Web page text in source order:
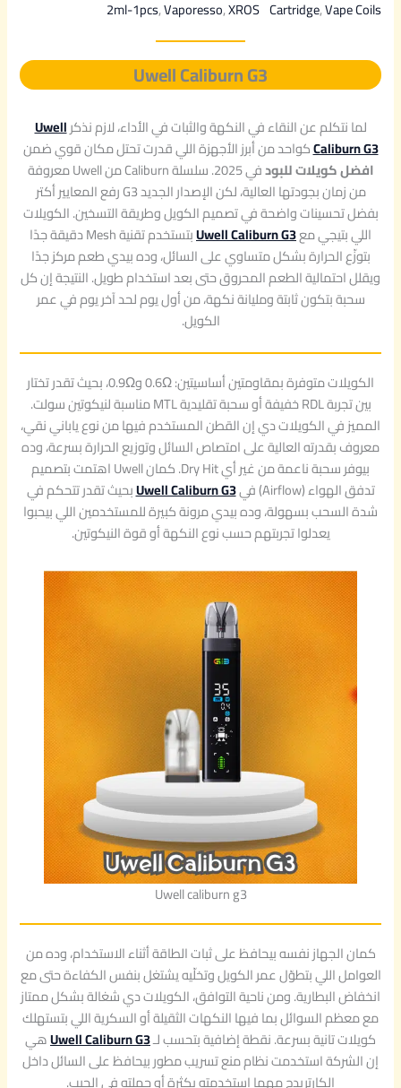
Cartridge, Vape Coils
2ml-1pcs, Vaporesso, XROS
Uwell Caliburn G3
لما نتكلم عن النقاء في النكهة والثبات في الأداء، لازم نذكرUwell
Caliburn G3كواحد من أبرز الأجهزة اللي قدرت تحتل مكان قوي ضمن
افضل كويلات للبود
في 2025. سلسلة Caliburn من Uwell معروفة
من زمان بجودتها العالية، لكن الإصدار الجديد G3 رفع المعايير أكتر
بفضل تحسينات واضحة في تصميم الكويل وطريقة التسخين. الكويلات
اللي بتيجي معUwell Caliburn G3
بتستخدم تقنية Mesh دقيقة جدًا
بتوزّع الحرارة بشكل متساوي على السائل، وده بيدي طعم مركز جدًا
ويقلل احتمالية الطعم المحروق حتى بعد استخدام طويل. النتيجة إن كل
سحبة بتكون ثابتة ومليانة نكهة، من أول يوم لحد آخر يوم في عمر
الكويل.
الكويلات متوفرة بمقاومتين أساسيتين: 0.6Ω و0.9Ω، بحيث تقدر تختار
بين تجربة RDL خفيفة أو سحبة تقليدية MTL مناسبة لنيكوتين سولت.
المميز في الكويلات دي إن القطن المستخدم فيها من نوع ياباني نقي،
معروف بقدرته العالية على امتصاص السائل وتوزيع الحرارة بسرعة، وده
بيوفر سحبة ناعمة من غير أي Dry Hit. كمان Uwell اهتمت بتصميم
تدفق الهواء (Airflow) في
Uwell Caliburn G3بحيث تقدر تتحكم في
شدة السحب بسهولة، وده بيدي مرونة كبيرة للمستخدمين اللي بيحبوا
يعدلوا تجربتهم حسب نوع النكهة أو قوة النيكوتين.
Uwell caliburn g3
كمان الجهاز نفسه بيحافظ على ثبات الطاقة أثناء الاستخدام، وده من
العوامل اللي بتطوّل عمر الكويل وتخلّيه يشتغل بنفس الكفاءة حتى مع
انخفاض البطارية. ومن ناحية التوافق، الكويلات دي شغالة بشكل ممتاز
مع معظم السوائل بما فيها النكهات الثقيلة أو السكرية اللي بتستهلك
كويلات تانية بسرعة. نقطة إضافية بتحسب لـUwell Caliburn G3هي
إن الشركة استخدمت نظام منع تسريب مطور بيحافظ على السائل داخل
الكارتريدج مهما استخدمته بكثرة أو حملته في الجيب.